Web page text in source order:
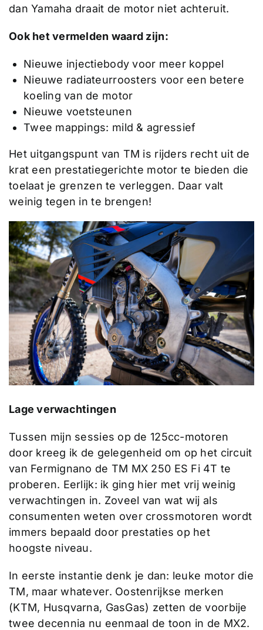
dan Yamaha draait de motor niet achteruit.
Ook het vermelden waard zijn:
Nieuwe injectiebody voor meer koppel
Nieuwe radiateurroosters voor een betere
koeling van de motor
Nieuwe voetsteunen
Twee mappings: mild & agressief
Het uitgangspunt van TM is rijders recht uit de
krat een prestatiegerichte motor te bieden die
toelaat je grenzen te verleggen. Daar valt
weinig tegen in te brengen!
Lage verwachtingen
Tussen mijn sessies op de 125cc-motoren
door kreeg ik de gelegenheid om op het circuit
van Fermignano de TM MX 250 ES Fi 4T te
proberen. Eerlijk: ik ging hier met vrij weinig
verwachtingen in. Zoveel van wat wij als
consumenten weten over crossmotoren wordt
immers bepaald door prestaties op het
hoogste niveau.
In eerste instantie denk je dan: leuke motor die
TM, maar whatever. Oostenrijkse merken
(KTM, Husqvarna, GasGas) zetten de voorbije
twee decennia nu eenmaal de toon in de MX2.